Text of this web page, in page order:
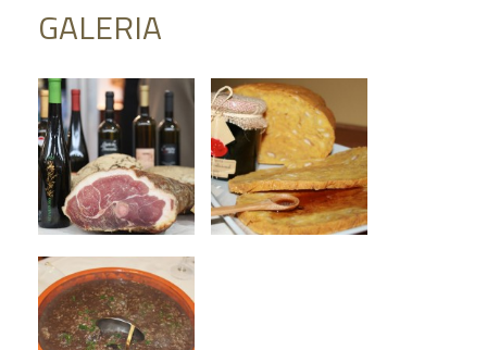
GALERIA